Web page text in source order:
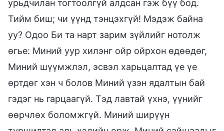
урьдчилан тогтоолгүй алдсан гэж бүү бод.
Тийм биш; чи үүнд тэнцэхгүй! Мэдэж байна
уу? Одоо Би та нарт зарим зүйлийг нотолж
өгье: Миний уур хилэнг ойр ойрхон өдөөдөг,
Миний шүүмжлэл, эсвэл харьцалтад үе үе
өртдөг хэн ч болов Миний үзэн ядалтын бай
гэдэг нь гарцаагүй. Тэд лавтай үхнэ, үүнийг
өөрчлөх боломжгүй. Миний ширүүн